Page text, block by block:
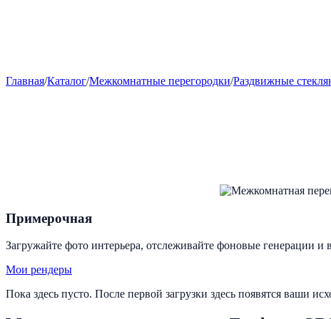
Главная/Каталог/Межкомнатные перегородки/Раздвижные
Примерочная
Загружайте фото интерьера, отслеживайте фоновые генерации
Мои рендеры
Пока здесь пусто. После первой загрузки здесь появятся ваши